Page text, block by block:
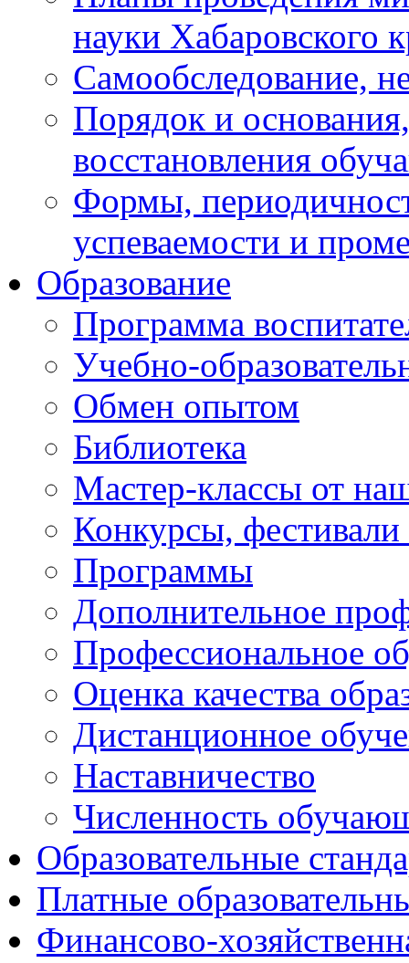
науки Хабаровского
Самообследование,
Порядок и
восстановления
Формы,
успеваемости и
Образование
Программа
Учебно-
Обмен опытом
Библиотека
Мастер-классы от
Конкурсы,
Программы
Дополнительное
Профессиональное
Оценка качества
Дистанционное
Наставничество
Численность
Образовательные
Платные
Финансово-